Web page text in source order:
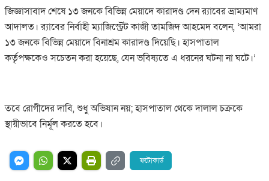
জিজ্ঞাসাবাদ শেষে ১৩ জনকে বিভিন্ন মেয়াদে কারাদণ্ড দেন র‌্যাবের ভ্রাম্যমাণ
আদালত। র‌্যাবের নির্বাহী ম্যাজিস্ট্রেট কাজী তামজিদ আহমেদ বলেন, ‘আমরা
১৩ জনকে বিভিন্ন মেয়াদে বিনাশ্রম কারাদণ্ড দিয়েছি। হাসপাতাল
কর্তৃপক্ষকেও সচেতন করা হয়েছে, যেন ভবিষ্যতে এ ধরনের ঘটনা না ঘটে।’
তবে রোগীদের দাবি, শুধু অভিযান নয়; হাসপাতাল থেকে দালাল চক্রকে
স্থায়ীভাবে নির্মূল করতে হবে।
ফটোকার্ড